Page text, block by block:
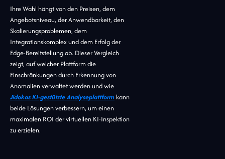
Ihre Wahl hängt von den Preisen, dem
Angebotsniveau, der Anwendbarkeit, den
Skalierungsproblemen, dem
Integrationskomplex und dem Erfolg der
Edge-Bereitstellung ab. Dieser Vergleich
zeigt, auf welcher Plattform die
Einschränkungen durch Erkennung von
Anomalien verwaltet werden und wie
Jidokas KI-gestützte Analyseplattform kann
beide Lösungen verbessern, um einen
maximalen ROI der virtuellen KI-Inspektion
zu erzielen.